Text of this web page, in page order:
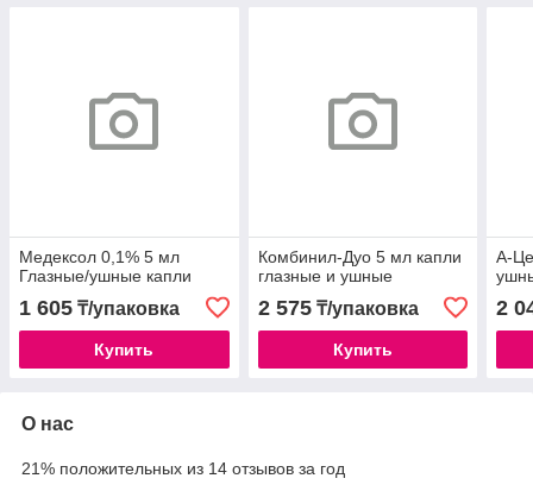
Медексол 0,1% 5 мл
Глазные/ушные капли
1 605 ₸/упаковка
Купить
Комбинил-Дуо 5 мл капли
глазные и ушные
2 575₸/упаковка
Купить
А-
2
О нас
21% положительных из 14 отзывов за год